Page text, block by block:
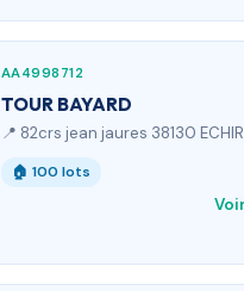
AA4998712
TOUR BAYARD
📍 82crs jean jaures 38130
🏠 100 lots